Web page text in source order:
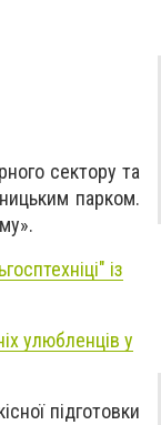
сектору та
парком.
із
улюбленців у
підготовки